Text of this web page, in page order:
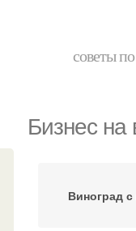
советы
Бизнес на
Виноград с